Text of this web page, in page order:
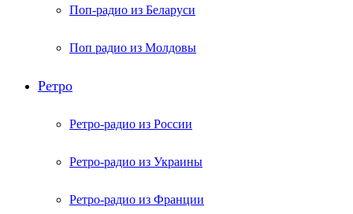
Поп-радио из Беларуси
Поп радио из Молдовы
Ретро
Ретро-радио из России
Ретро-радио из Украины
Ретро-радио из Франции